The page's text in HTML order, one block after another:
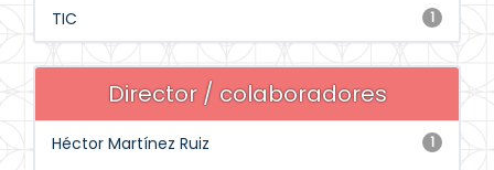
1
TIC
Director / colaboradores
1
Héctor Martínez Ruiz